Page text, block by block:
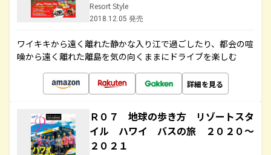
Resort Style
2018.12.05 発売
ワイキキから遠く離れた静かな入り江で過ごしたり、都会の喧
噪から遠く離れた離島を気の向くままにドライブを楽しむ
詳細を見る
Ｒ０７ 地球の歩き方 リゾートスタ
イル ハワイ バスの旅 ２０２０～
２０２１